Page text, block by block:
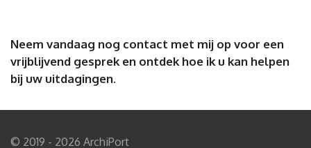
Neem vandaag nog contact met mij op voor een
vrijblijvend gesprek en ontdek hoe ik u kan helpen
bij uw uitdagingen.
© 2019 - 2026 ArchiPort